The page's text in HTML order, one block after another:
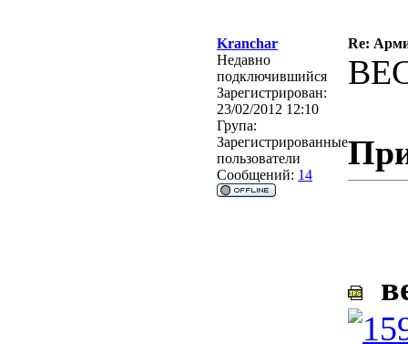
Kranchar
Re:
Недавно
подключившийся
Зарегистрирован:
23/02/2012 12:10
Група:
Зарегистрированные
пользователи
Сообщений: 14